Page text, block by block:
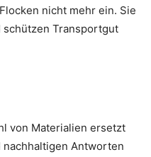
nicht mehr ein. Sie
schützen Transportgut
von Materialien ersetzt
Antworten